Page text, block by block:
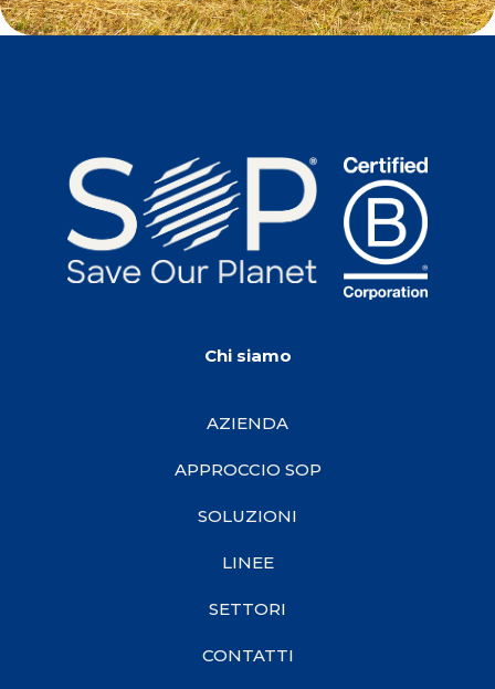
Chi siamo
AZIENDA
APPROCCIO SOP
SOLUZIONI
LINEE
SETTORI
CONTATTI